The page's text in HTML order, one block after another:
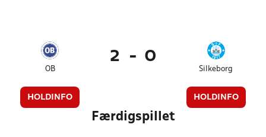
OB
HOLDINFO
2 - 0
Silkeborg
HOLDINFO
Færdigspillet